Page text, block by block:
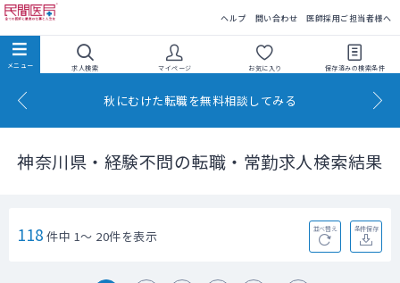
ヘルプ 問い合わせ 医師採用ご担当者様へ
求人検索 マイページ お気に入り 保存済みの検索条件
秋にむけた転職を無料相談してみる
神奈川県・経験不問の転職・常勤求人検索結果
118 件中 1～ 20件を表示 並べ替え 条件保存